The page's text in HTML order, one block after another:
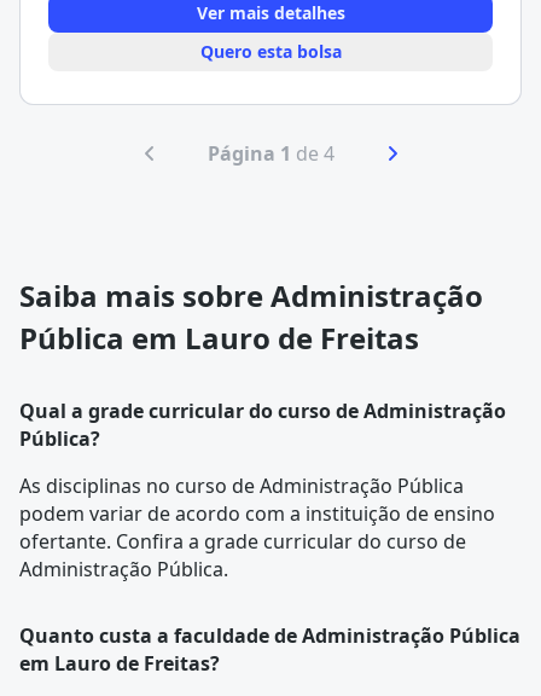
Ver mais detalhes
Quero esta bolsa
Página 1 de 4
Saiba mais sobre Administração
Pública em Lauro de Freitas
Qual a grade curricular do curso de Administração
Pública?
As disciplinas no curso de Administração Pública
podem variar de acordo com a instituição de ensino
ofertante. Confira a grade curriculardo curso de
Administração Pública.
Quanto custa a faculdade de Administração Pública
em Lauro de Freitas?